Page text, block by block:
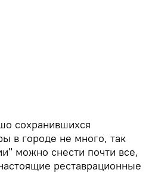
сохранившихся
в городе не много, так
можно снести почти все,
реставрационные